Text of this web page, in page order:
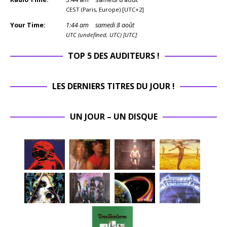
CEST (Paris, Europe) [UTC+2]
Your Time: 1:44am samedi 8 août
UTC (undefined, UTC) [UTC]
TOP 5 DES AUDITEURS !
LES DERNIERS TITRES DU JOUR !
UN JOUR – UN DISQUE